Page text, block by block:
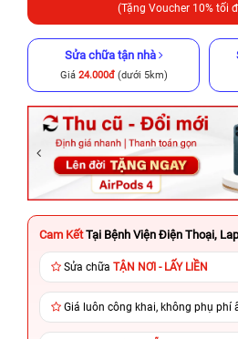
(Tặng Voucher 10% tối
Sửa chữa tận nhà
Giá 24.000đ(dưới 5km)
Cam Kết Tại Bệnh Viện Điện Thoại,
Sửa chữa TẬN NƠI - LẤY LIỀN
Giá luôn công khai, không phụ phí